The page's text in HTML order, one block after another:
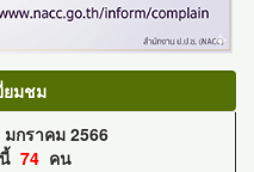
ยมชม
กราคม 2566
74 คน